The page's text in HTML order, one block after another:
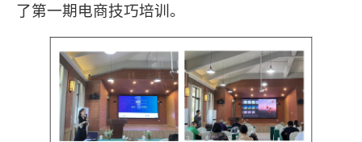
了第一期电商技巧培训。